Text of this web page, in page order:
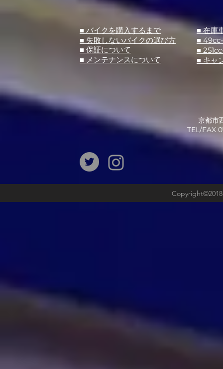
■ バイクを購入するまで
■ 失敗しないバイクの選び方
■ 保証について
■ メンテナンスについて
■ 在庫
■
■
■ キャ
京都市
​TEL/FAX